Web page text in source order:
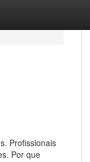
Profissionais
Por que